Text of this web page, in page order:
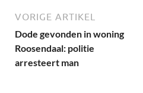
VORIGE ARTIKEL
Dode gevonden in woning
Roosendaal: politie
arresteert man